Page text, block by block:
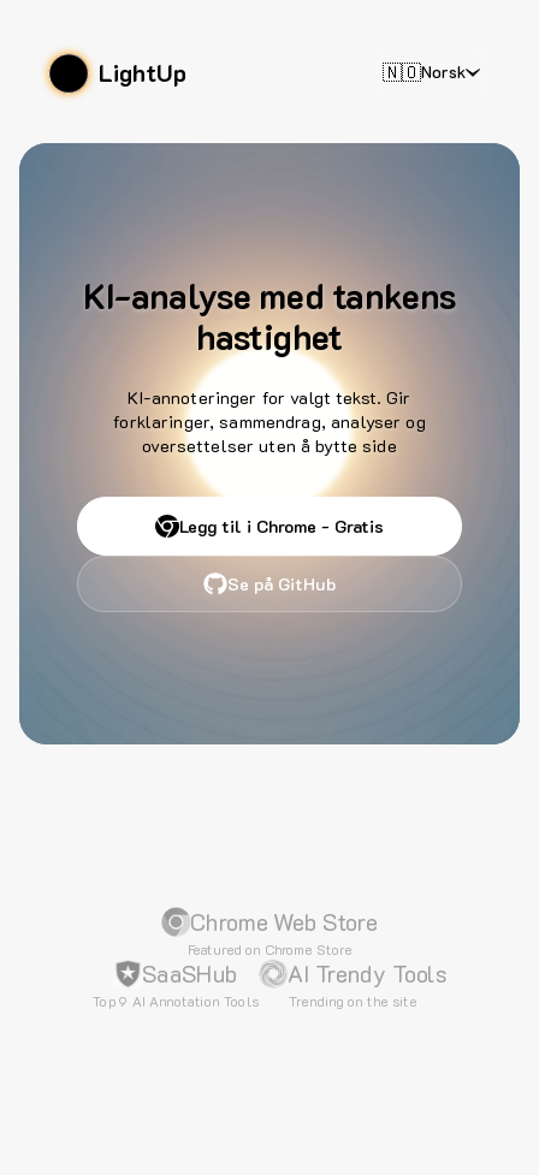
LightUp 🇳🇴Norsk
KI-analyse med tankens
hastighet
KI-annoteringer for valgt tekst. Gir
forklaringer, sammendrag, analyser og
oversettelser uten å bytte side
Legg til i Chrome - Gratis
Se på GitHub
Chrome Web Store
Featured on Chrome Store
SaaSHub
Top 9 AI Annotation Tools
AI Trendy Tools
Trending on the site